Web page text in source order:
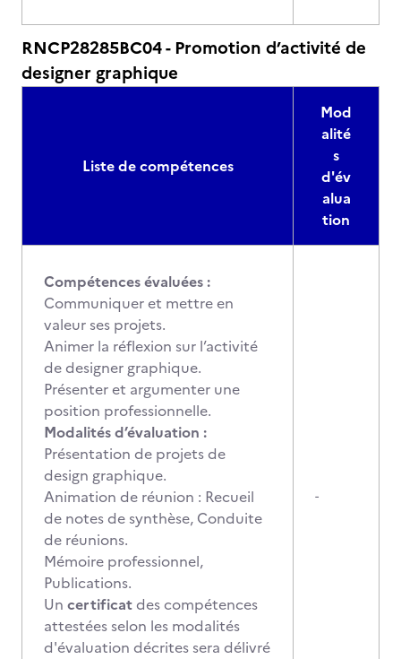
RNCP28285BC04 - Promotion d’activité de
designer graphique
Liste de compétences
Mod
alité
s
d'év
alua
tion
Compétences évaluées :
Communiquer et mettre en
valeur ses projets.
Animer la réflexion sur l’activité
de designer graphique.
Présenter et argumenter une
position professionnelle.
Modalités d’évaluation :
Présentation de projets de
design graphique.
Animation de réunion : Recueil
de notes de synthèse, Conduite
de réunions.
Mémoire professionnel,
Publications.
Un certificatdes compétences
attestées selon les modalités
d'évaluation décrites sera délivré
-